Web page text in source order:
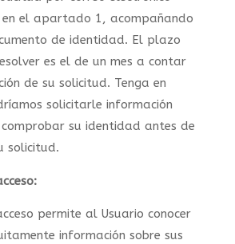
en el apartado 1, acompañando
de identidad. El plazo
es el de un mes a contar
de su solicitud. Tenga en
solicitarle información
su identidad antes de
solicitud.
permite al Usuario conocer
información sobre sus